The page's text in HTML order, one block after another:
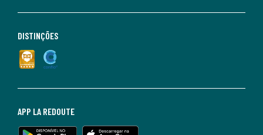
APP LA REDOUTE
DISTINÇÕES